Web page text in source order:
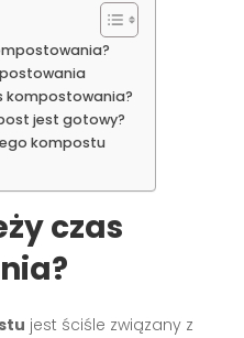
kompostowania?
jest gotowy?
kompostu
czas
jest ściśle związany z